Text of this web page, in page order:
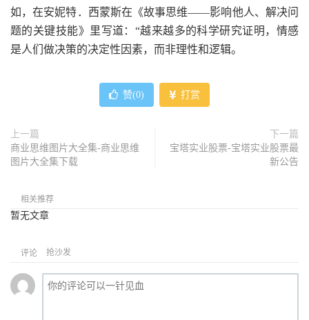
如，在安妮特．西蒙斯在《故事思维——影响他人、解决问
题的关键技能》里写道：“越来越多的科学研究证明，情感
是人们做决策的决定性因素，而非理性和逻辑。
赞(0) 打赏
上一篇
商业思维图片大全集-商业思维
图片大全集下载
下一篇
宝塔实业股票-宝塔实业股票最
新公告
相关推荐
暂无文章
评论 抢沙发